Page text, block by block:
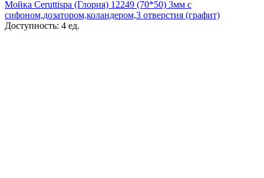
Мойка Ceruttispa (Глория) 12249 (70*50) 3мм с
сифоном,дозатором,коландером,3 отверстия (графит)
Доступность: 4 ед.